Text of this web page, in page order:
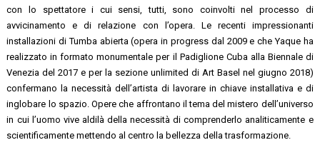
con lo spettatore i cui sensi, tutti, sono coinvolti nel processo di
avvicinamento e di relazione con l’opera. Le recenti impressionanti
installazioni di Tumba abierta (opera in progress dal 2009 e che Yaque ha
realizzato in formato monumentale per il Padiglione Cuba alla Biennale di
Venezia del 2017 e per la sezione unlimited di Art Basel nel giugno 2018)
confermano la necessità dell’artista di lavorare in chiave installativa e di
inglobare lo spazio. Opere che affrontano il tema del mistero dell’universo
in cui l’uomo vive aldilà della necessità di comprenderlo analiticamente e
scientificamente mettendo al centro la bellezza della trasformazione.